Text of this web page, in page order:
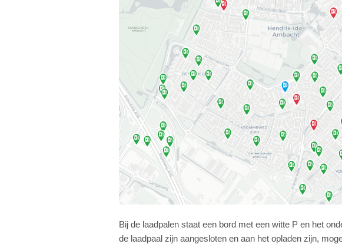
Bij de laadpalen staat een bord met een witte P en het
de laadpaal zijn aangesloten en aan het opladen zijn,